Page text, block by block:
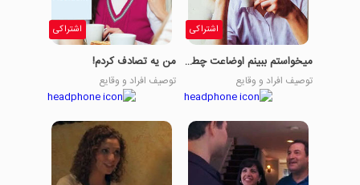
اشتراکی
میخواستم ببینم اوضاعت چطوره؟
توصیف افراد و وقایع
اشتراکی
من یه تصادف کردم!
توصیف افراد و وقایع